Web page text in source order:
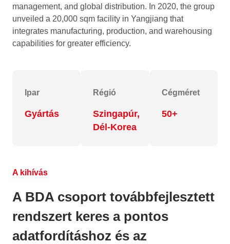
management, and global distribution. In 2020, the group
unveiled a 20,000 sqm facility in Yangjiang that
integrates manufacturing, production, and warehousing
capabilities for greater efficiency.
Ipar
Gyártás
Régió
Szingapúr,
Dél-Korea
Cégméret
50+
A kihívás
A BDA csoport továbbfejlesztett
rendszert keres a pontos
adatfordításhoz és az